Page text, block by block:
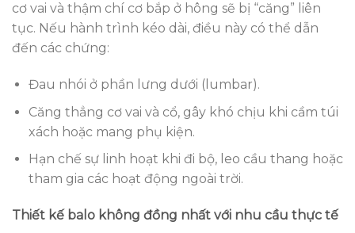
cơ vai và thậm chí cơ bắp ở hông sẽ bị “căng” liên
tục. Nếu hành trình kéo dài, điều này có thể dẫn
đến các chứng:
Đau nhói ở phần lưng dưới (lumbar).
Căng thẳng cơ vai và cổ, gây khó chịu khi cầm túi
xách hoặc mang phụ kiện.
Hạn chế sự linh hoạt khi đi bộ, leo cầu thang hoặc
tham gia các hoạt động ngoài trời.
Thiết kế balo không đồng nhất với nhu cầu thực tế